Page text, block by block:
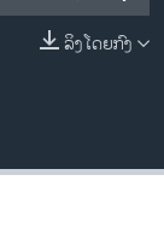
ລິງໂດຍກົງ